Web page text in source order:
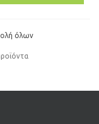
όλων